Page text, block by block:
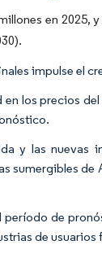
en 2025,
impulse el
los precios
y las nuevas
sumergibles de
período de
de usuarios